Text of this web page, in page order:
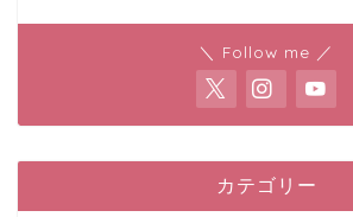
＼ Follow me ／
カテゴリー